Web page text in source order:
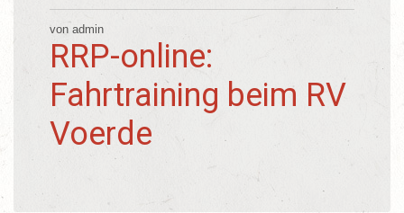
von admin
RRP-online:
Fahrtraining beim RV
Voerde